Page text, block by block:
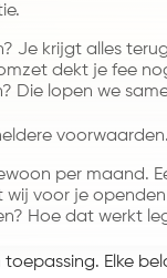
Je krijgt alles
dekt je fee
Die lopen we
voorwaarden.
per maand.
wij voor je
Hoe dat werkt
Elke